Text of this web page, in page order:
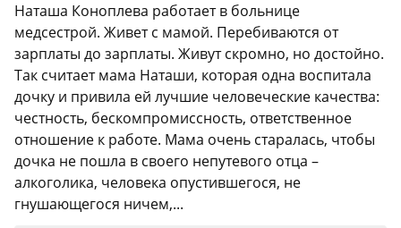
Наташа Коноплева работает в больнице
медсестрой. Живет с мамой. Перебиваются от
зарплаты до зарплаты. Живут скромно, но достойно.
Так считает мама Наташи, которая одна воспитала
дочку и привила ей лучшие человеческие качества:
честность, бескомпромиссность, ответственное
отношение к работе. Мама очень старалась, чтобы
дочка не пошла в своего непутевого отца –
алкоголика, человека опустившегося, не
гнушающегося ничем,...